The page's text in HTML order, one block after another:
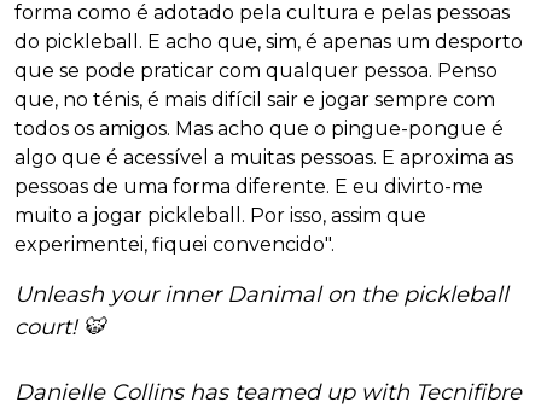
forma como é adotado pela cultura e pelas pessoas
do pickleball. E acho que, sim, é apenas um desporto
que se pode praticar com qualquer pessoa. Penso
que, no ténis, é mais difícil sair e jogar sempre com
todos os amigos. Mas acho que o pingue-pongue é
algo que é acessível a muitas pessoas. E aproxima as
pessoas de uma forma diferente. E eu divirto-me
muito a jogar pickleball. Por isso, assim que
experimentei, fiquei convencido".
Unleash your inner Danimal on the pickleball
court! 🐯
Danielle Collins has teamed up with Tecnifibre